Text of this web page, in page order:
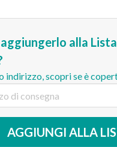
alla
indirizzo, scopri se è
AGGIUNGI ALLA